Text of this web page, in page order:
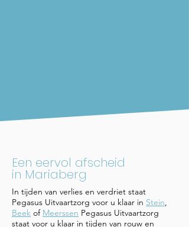
Een eervol afscheid
in Mariaberg
In tijden van verlies en verdriet staat
Pegasus Uitvaartzorg voor u klaar in Stein,
Beek of Meerssen Pegasus Uitvaartzorg
staat voor u klaar in tijden van rouw en